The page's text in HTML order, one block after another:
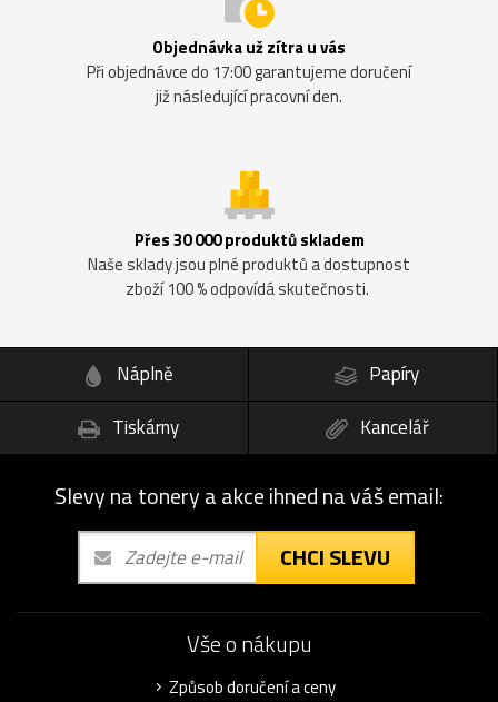
Objednávka už zítra u vás
Při objednávce do 17:00 garantujeme doručení
již následující pracovní den.
Přes 30 000 produktů skladem
Naše sklady jsou plné produktů a dostupnost
zboží 100 % odpovídá skutečnosti.
Náplně
Papíry
Tiskárny
Kancelář
Slevy na tonery a akce ihned na váš email:
CHCI SLEVU
Vše o nákupu
Způsob doručení a ceny